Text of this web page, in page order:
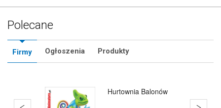
Polecane
Firmy Ogłoszenia Produkty
Bańki Mydlane